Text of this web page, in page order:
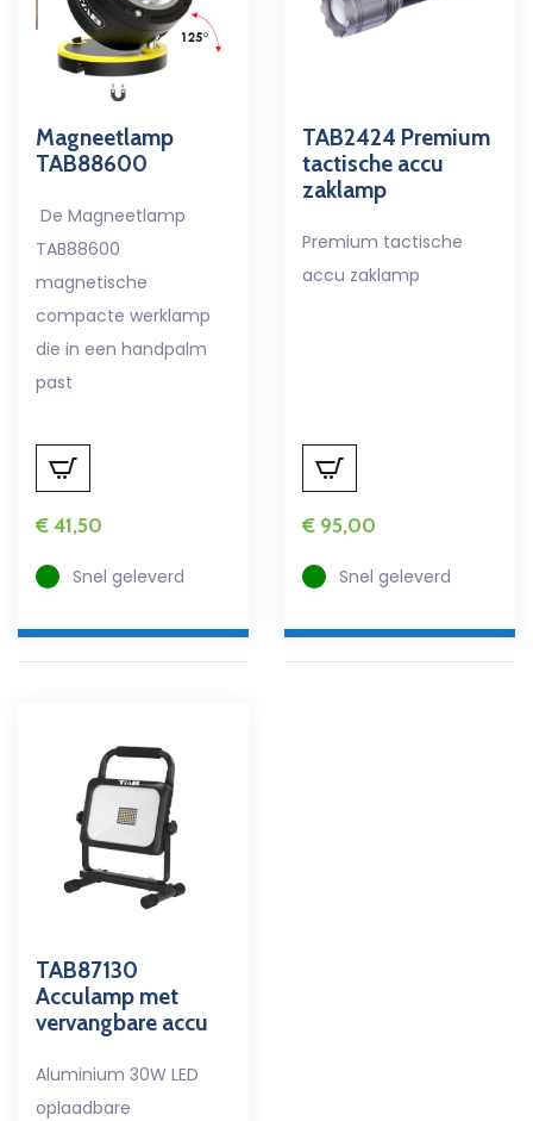
Magneetlamp
TAB88600
De Magneetlamp
TAB88600
magnetische
compacte werklamp
die in een handpalm
past
€ 41,50
Snel geleverd
TAB2424 Premium
tactische accu
zaklamp
Premium tactische
accu zaklamp
€ 95,00
Snel geleverd
TAB87130
Acculamp met
vervangbare accu
Aluminium 30W LED
oplaadbare